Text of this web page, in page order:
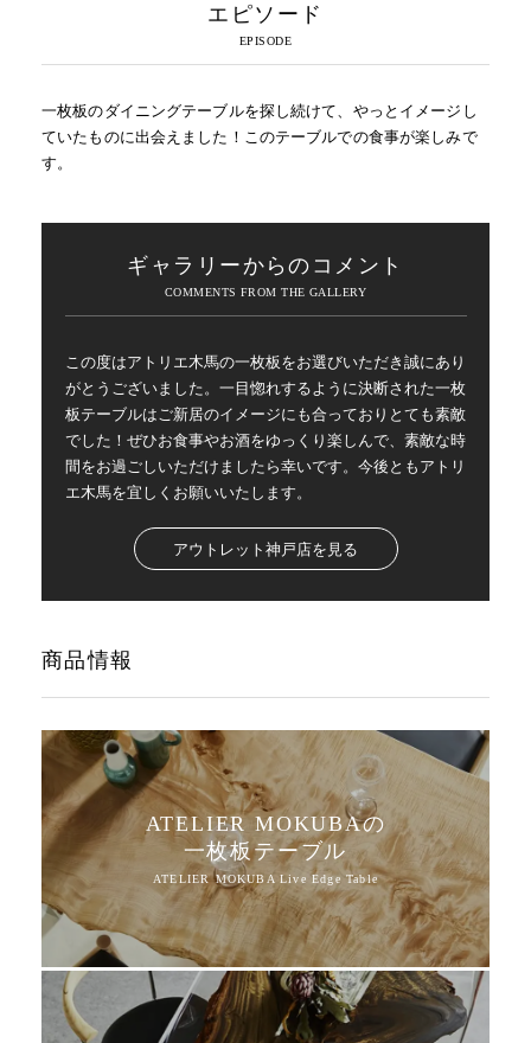
エピソード
一枚板のダイニングテーブルを探し続けて、やっとイメージし
ていたものに出会えました！このテーブルでの食事が楽しみで
す。
ギャラリーからのコメント
この度はアトリエ木馬の一枚板をお選びいただき誠にあり
がとうございました。一目惚れするように決断された一枚
板テーブルはご新居のイメージにも合っておりとても素敵
でした！ぜひお食事やお酒をゆっくり楽しんで、素敵な時
間をお過ごしいただけましたら幸いです。今後ともアトリ
エ木馬を宜しくお願いいたします。
アウトレット神戸店を見る
商品情報
ATELIER MOKUBAの
一枚板テーブル